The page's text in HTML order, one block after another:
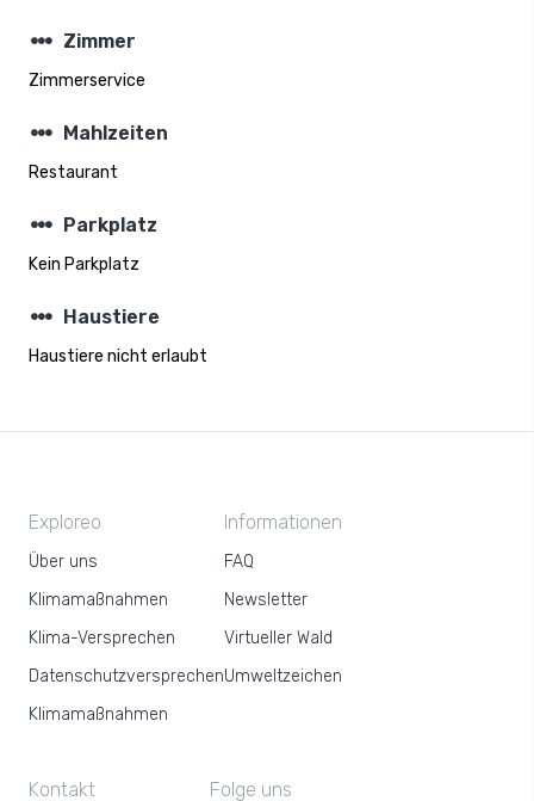
steppers Zimmer
Zimmerservice
steppers Mahlzeiten
Restaurant
steppers Parkplatz
Kein Parkplatz
steppers Haustiere
Haustiere nicht erlaubt
Exploreo
Über uns
Klimamaßnahmen
Klima-Versprechen
Datenschutzversprechen
Klimamaßnahmen
Informationen
FAQ
Newsletter
Virtueller Wald
Umweltzeichen
Kontakt Folge uns